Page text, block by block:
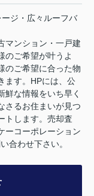
ジ・広々ルーフバ
マンション・一戸建
のご希望が叶うよ
のご希望に合った物
ます。HPには、公
鮮な情報をいち早く
さるお住まいが見つ
トします。売却査
ーコーポレーション
合わせ下さい。